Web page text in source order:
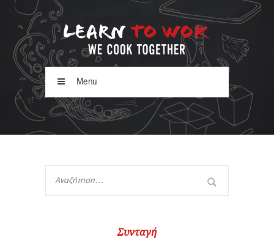
Menu
Συνταγή